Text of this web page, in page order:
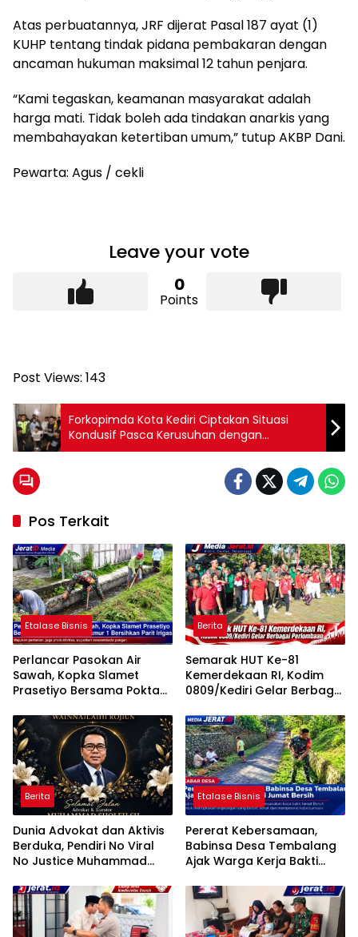
Atas perbuatannya, JRF dijerat Pasal 187 ayat (1)
KUHP tentang tindak pidana pembakaran dengan
ancaman hukuman maksimal 12 tahun penjara.
“Kami tegaskan, keamanan masyarakat adalah
harga mati. Tidak boleh ada tindakan anarkis yang
membahayakan ketertiban umum,” tutup AKBP Dani.
Pewarta: Agus / cekli
Leave your vote
0
Points
Post Views: 143
Forkopimda Kota Kediri Ciptakan Situasi
Kondusif Pasca Kerusuhan dengan
menggelar Patroli Skala besar
Pos Terkait
Etalase Bisnis
Perlancar Pasokan Air
Sawah, Kopka Slamet
Prasetiyo Bersama Poktan
Parit Irigasi
Berita
Semarak HUT Ke-81
Kemerdekaan RI, Kodim
0809/Kediri Gelar Berbagai
Berita
Dunia Advokat dan Aktivis
Berduka, Pendiri No Viral
No Justice Muhammad
Etalase Bisnis
Pererat Kebersamaan,
Babinsa Desa Tembalang
Ajak Warga Kerja Bakti